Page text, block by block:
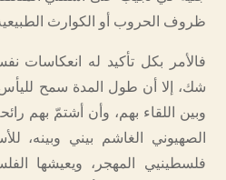
ظروف الحروب أو الكوارث
فالأمر بكل تأكيد له انعكاسات
شك، إلا أن طول المدة سمح لليأس
وبين اللقاء بهم، وأن أشتمّ بهم
الصهيوني الغاشم بيني وبينه،
فلسطينيي المهجر، ويعيشها